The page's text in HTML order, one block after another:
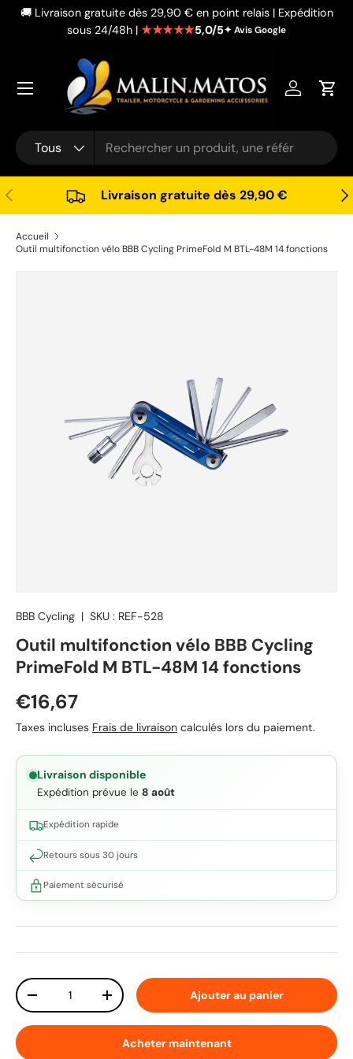
Aller au contenu
🚚 Livraison gratuite dès 29,90 € en point relais | Expédition
sous 24/48h | ★★★★★5,0/5✦ Avis Google
Recherche
Type de produit
Tous
Se
Précédent Livraison gratuite dès 29,90 €
Accueil
Outil multifonction vélo BBB Cycling PrimeFold M BTL-48M 14 fonctions
BBB Cycling | SKU : REF-528
Outil multifonction vélo BBB Cycling
PrimeFold M BTL-48M 14 fonctions
Prix habituel
€16,67
Taxes incluses Frais de livraison calculés lors du paiement.
Livraison disponible
Expédition prévue le 8 août
Expédition rapide
Retours sous 30 jours
Paiement sécurisé
Qté
Diminuer la quantitéAugmenter la quantitéAjouter au panier
Acheter maintenant